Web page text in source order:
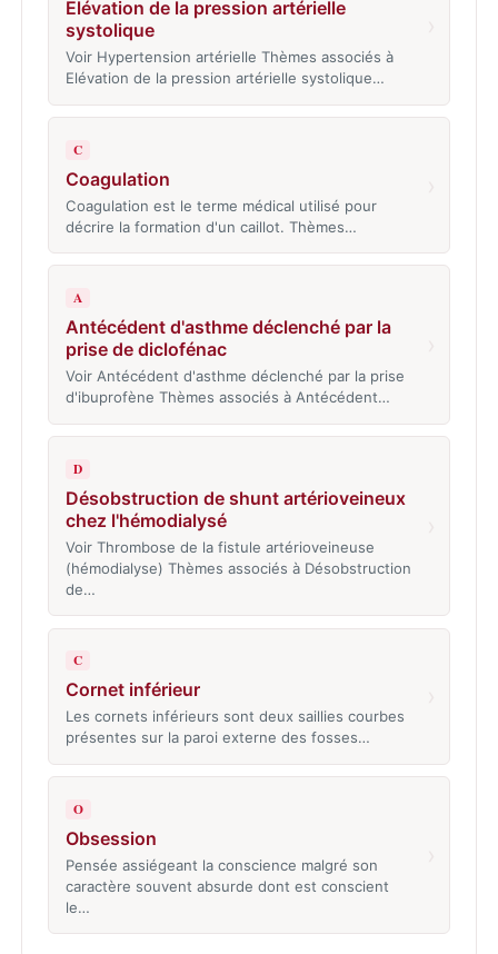
Elévation de la pression artérielle
systolique
Voir Hypertension artérielle Thèmes associés à
Elévation de la pression artérielle systolique…
C
Coagulation
Coagulation est le terme médical utilisé pour
décrire la formation d'un caillot. Thèmes…
A
Antécédent d'asthme déclenché par la
prise de diclofénac
Voir Antécédent d'asthme déclenché par la prise
d'ibuprofène Thèmes associés à Antécédent…
D
Désobstruction de shunt artérioveineux
chez l'hémodialysé
Voir Thrombose de la fistule artérioveineuse
(hémodialyse) Thèmes associés à Désobstruction
de…
C
Cornet inférieur
Les cornets inférieurs sont deux saillies courbes
présentes sur la paroi externe des fosses…
O
Obsession
Pensée assiégeant la conscience malgré son
caractère souvent absurde dont est conscient
le…